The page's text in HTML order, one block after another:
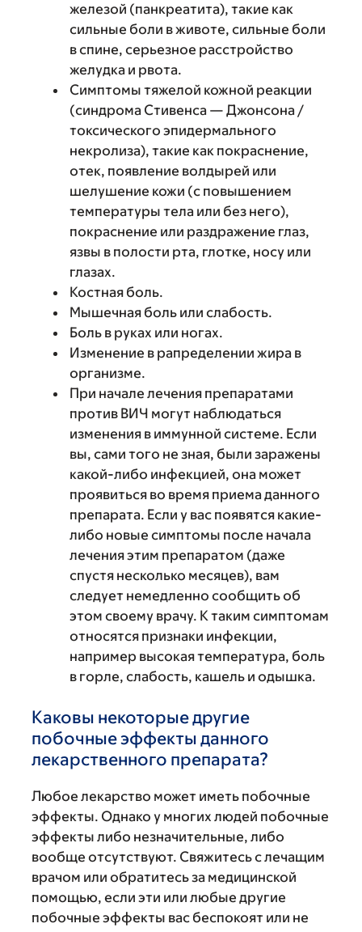
железой (панкреатита), такие как
сильные боли в животе, сильные боли
в спине, серьезное расстройство
желудка и рвота.
Симптомы тяжелой кожной реакции
(синдрома Стивенса — Джонсона /
токсического эпидермального
некролиза), такие как покраснение,
отек, появление волдырей или
шелушение кожи (с повышением
температуры тела или без него),
покраснение или раздражение глаз,
язвы в полости рта, глотке, носу или
глазах.
Костная боль.
Мышечная боль или слабость.
Боль в руках или ногах.
Изменение в рапределении жира в
организме.
При начале лечения препаратами
против ВИЧ могут наблюдаться
изменения в иммунной системе. Если
вы, сами того не зная, были заражены
какой-либо инфекцией, она может
проявиться во время приема данного
препарата. Если у вас появятся какие-
либо новые симптомы после начала
лечения этим препаратом (даже
спустя несколько месяцев), вам
следует немедленно сообщить об
этом своему врачу. К таким симптомам
относятся признаки инфекции,
например высокая температура, боль
в горле, слабость, кашель и одышка.
Каковы некоторые другие
побочные эффекты данного
лекарственного препарата?
Любое лекарство может иметь побочные
эффекты. Однако у многих людей побочные
эффекты либо незначительные, либо
вообще отсутствуют. Свяжитесь с лечащим
врачом или обратитесь за медицинской
помощью, если эти или любые другие
побочные эффекты вас беспокоят или не